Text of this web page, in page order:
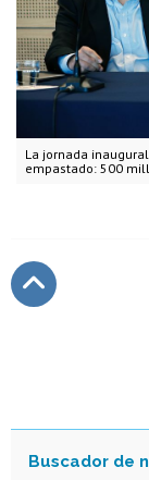
La jornada
empastado: 500